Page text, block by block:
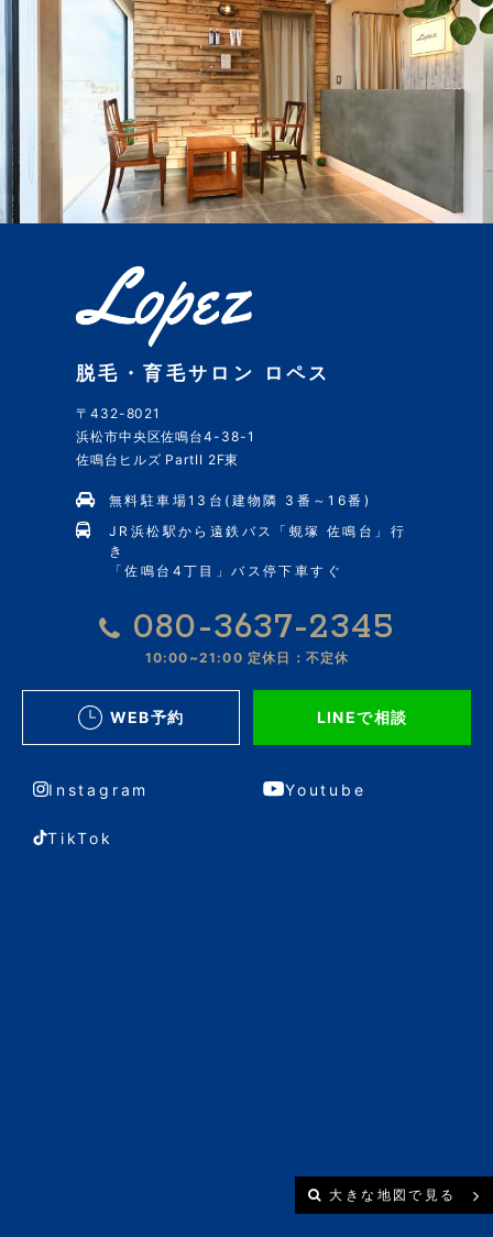
脱毛・育毛サロン ロペス
〒432-8021
浜松市中央区佐鳴台4-38-1
佐鳴台ヒルズ PartII 2F東
無料駐車場13台(建物隣 3番～16番)
JR浜松駅から遠鉄バス「蜆塚 佐鳴台」行
き
「佐鳴台4丁目」バス停下車すぐ
080-3637-2345
10:00~21:00 定休日：不定休
WEB予約 LINEで相談
Instagram Youtube
TikTok
大きな地図で見る